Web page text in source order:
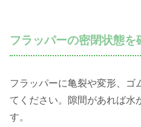
フラッパーの密閉状態を
フラッパーに亀裂や変形、ゴ
てください。隙間があれば水
す。